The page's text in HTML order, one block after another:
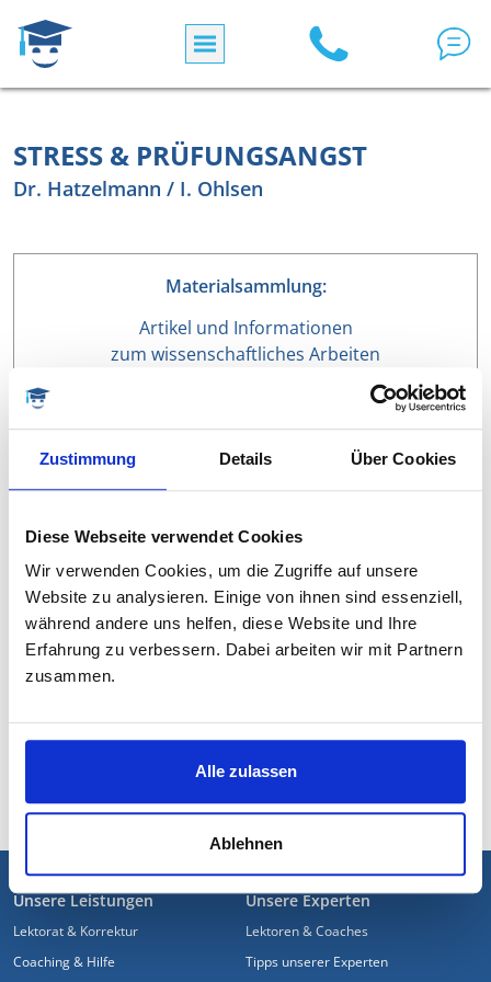
Zustimmung Details Über Cookies
Diese Webseite verwendet Cookies
Wir verwenden Cookies, um die Zugriffe auf unsere
Website zu analysieren. Einige von ihnen sind essenziell,
während andere uns helfen, diese Website und Ihre
Erfahrung zu verbessern. Dabei arbeiten wir mit Partnern
zusammen.
Alle zulassen
Ablehnen
STRESS & PRÜFUNGSANGST
Dr. Hatzelmann / I. Ohlsen
Materialsammlung:
Artikel und Informationen
zum wissenschaftliches Arbeiten
MÖCHTEN SIE SCHNELLER
Sprechen Sie mit einem unserer empathischen Uni-
Dozenten.
So kommen Sie schneller und entspannter zum
Abschluss. Kostenloses Erstgespräch.
FUSSZEILE
Unsere Leistungen
Lektorat & Korrektur
Coaching & Hilfe
Unsere Experten
Lektoren & Coaches
Tipps unserer Experten